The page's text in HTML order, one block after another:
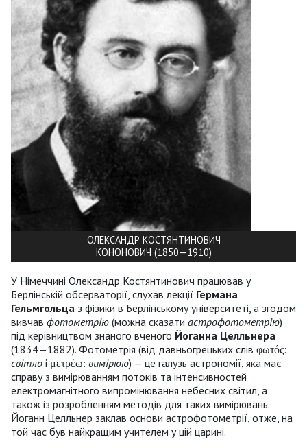
ОЛЕКСАНДР КОСТЯНТИНОВИЧ
КОНОНОВИЧ (1850—1910)
У Німеччині Олександр Костянтинович працював у
Берлінській обсерваторії, слухав лекції Германа
Гельмгольца з фізики в Берлінському університеті, а згодом
вивчав фотометрію (можна сказати астрофотометрію)
під керівництвом знаного вченого Йоганна Целльнера
(1834—1882). Фотометрія (від давньогрецьких слів φωτός:
світло і μετρέω: вимірюю) — це галузь астрономії, яка має
справу з вимірюванням потоків та інтенсивностей
електромагнітного випромінювання небесних світил, а
також із розробленням методів для таких вимірювань.
Йоганн Целльнер заклав основи астрофотометрії, отже, на
той час був найкращим учителем у цій царині.